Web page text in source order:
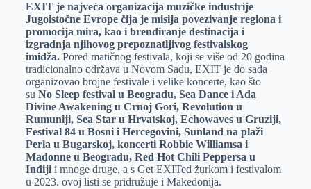
EXIT je najveća organizacija muzičke industrije
Jugoistočne Evrope čija je misija povezivanje regiona i
promocija mira, kao i brendiranje destinacija i
izgradnja njihovog prepoznatljivog festivalskog
imidža. Pored matičnog festivala, koji se više od 20 godina
tradicionalno održava u Novom Sadu, EXIT je do sada
organizovao brojne festivale i velike koncerte, kao što
su No Sleep festival u Beogradu, Sea Dance i Ada
Divine Awakening u Crnoj Gori, Revolution u
Rumuniji, Sea Star u Hrvatskoj, Echowaves u Gruziji,
Festival 84 u Bosni i Hercegovini, Sunland na plaži
Perla u Bugarskoj, koncerti Robbie Williamsa i
Madonne u Beogradu, Red Hot Chili Peppersa u
Inđiji i mnoge druge, a s Get EXITed žurkom i festivalom
u 2023. ovoj listi se pridružuje i Makedonija.